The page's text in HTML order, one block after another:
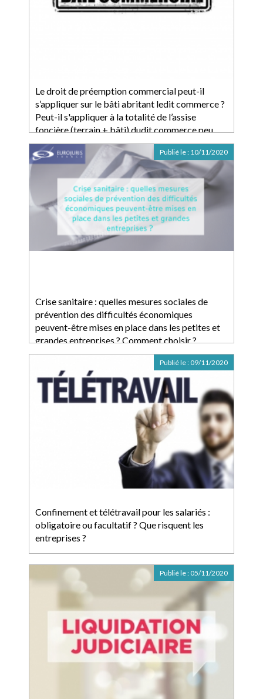
Le droit de préemption commercial peut-il
s’appliquer sur le bâti abritant ledit commerce ?
Peut-il s'appliquer à la totalité de l’assise
foncière (terrain + bâti) dudit commerce peu
importe sa taille ?
Crise sanitaire : quelles mesures sociales de
prévention des difficultés économiques
peuvent-être mises en place dans les petites et
grandes entreprises ? Comment choisir ?
Publié le : 10/11/2020
Confinement et télétravail pour les salariés :
obligatoire ou facultatif ? Que risquent les
entreprises ?
Publié le : 09/11/2020
Publié le : 05/11/2020